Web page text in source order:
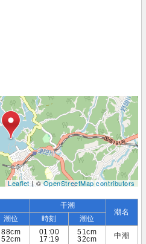
Leaflet| ©OpenStreetMap contributors
干潮
潮名
潮位 時刻
潮位
88cm
52cm
01:00
17:19
51cm
32cm
中潮